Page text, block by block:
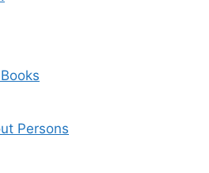
Persons